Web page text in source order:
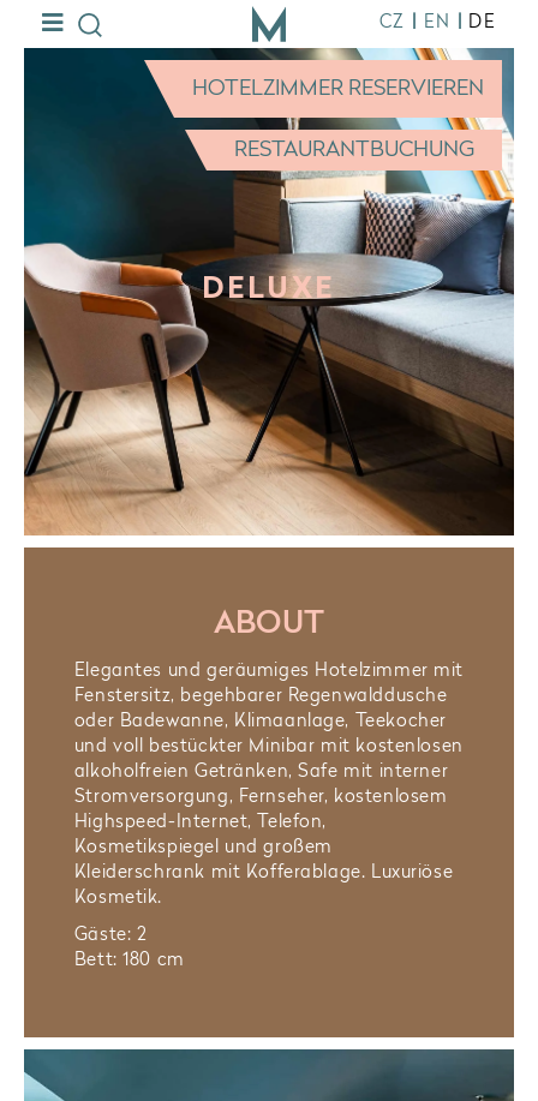
CZ EN DE
HOTELZIMMER RESERVIEREN
RESTAURANTBUCHUNG
DELUXE
ABOUT
Elegantes und geräumiges Hotelzimmer mit
Fenstersitz, begehbarer Regenwalddusche
oder Badewanne, Klimaanlage, Teekocher
und voll bestückter Minibar mit kostenlosen
alkoholfreien Getränken, Safe mit interner
Stromversorgung, Fernseher, kostenlosem
Highspeed-Internet, Telefon,
Kosmetikspiegel und großem
Kleiderschrank mit Kofferablage. Luxuriöse
Kosmetik.
Gäste: 2
Bett: 180 cm